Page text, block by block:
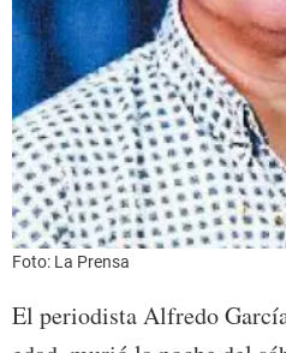
Foto: La Prensa
El periodista Alfredo